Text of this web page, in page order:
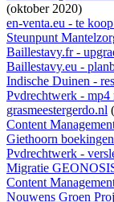
(oktober 2020)
en-venta.eu - te
Steunpunt
Baillestavy.fr -
Baillestavy.eu -
Indische Duinen -
Pvdrechtwerk - mp4
grasmeestergerdo.nl
Content
Giethoorn
Pvdrechtwerk -
Migratie
Content
Nouwens Groen